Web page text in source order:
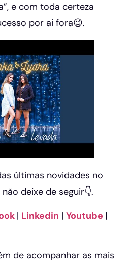
e com toda certeza
por ai fora😉.
últimas novidades no
deixe de seguir👇.
| Linkedin | Youtube |
de acompanhar as mais